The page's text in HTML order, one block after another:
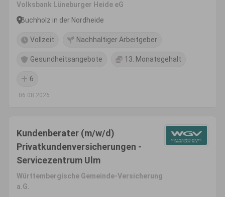
Volksbank Lüneburger Heide eG
Buchholz in der Nordheide
Vollzeit Nachhaltiger Arbeitgeber
Gesundheitsangebote 13. Monatsgehalt
6
06.08.2026
Kundenberater (m/w/d)
Privatkundenversicherungen -
Servicezentrum Ulm
Württembergische Gemeinde-Versicherung
a.G.